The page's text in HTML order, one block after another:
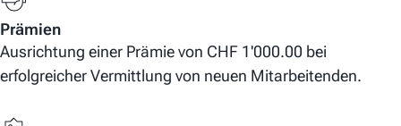
Prämien
Ausrichtung einer Prämie von CHF 1'000.00 bei
erfolgreicher Vermittlung von neuen Mitarbeitenden.